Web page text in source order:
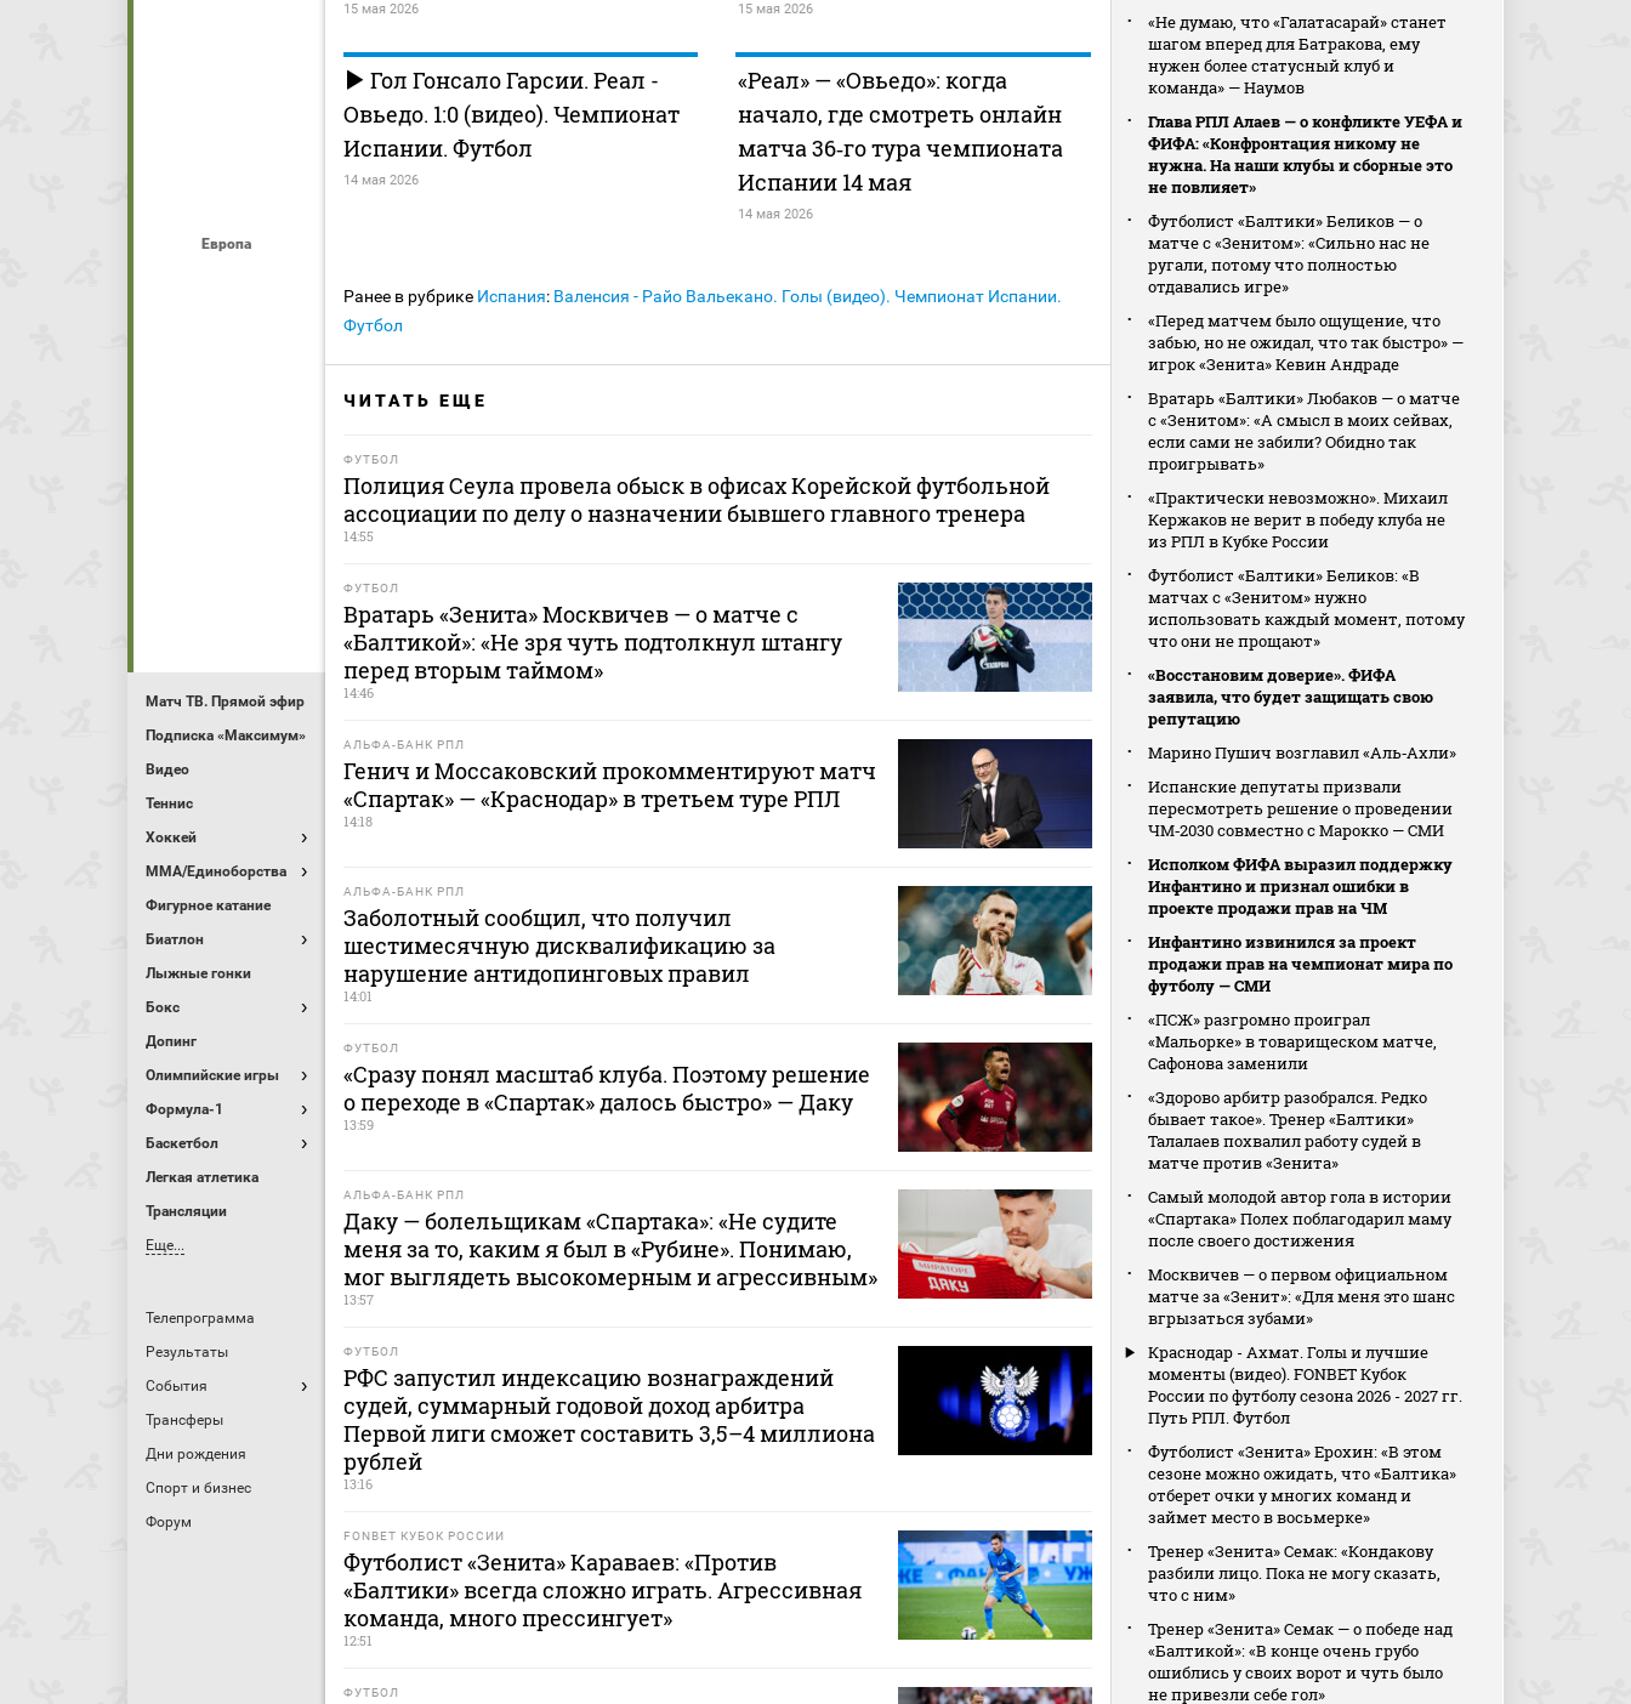
Европа
Матч ТВ. Прямой эфир
Подписка «Максимум»
Видео
Теннис
Хоккей
MMA/Единоборства
Фигурное катание
Биатлон
Лыжные гонки
Бокс
Допинг
Олимпийские игры
Формула-1
Баскетбол
Легкая атлетика
Трансляции
Еще...
Телепрограмма
Результаты
События
Трансферы
Дни рождения
Спорт и бизнес
Форум
15 мая 2026 15 мая 2026
Гол Гонсало Гарсии. Реал -
Овьедо. 1:0 (видео). Чемпионат
Испании. Футбол
14 мая 2026
«Реал» — «Овьедо»: когда
начало, где смотреть онлайн
матча 36‑го тура чемпионата
Испании 14 мая
14 мая 2026
Ранее в рубрике Испания: Валенсия - Райо Вальекано. Голы (видео). Чемпионат Испании.
Футбол
ЧИТАТЬ ЕЩЕ
ФУТБОЛ
Полиция Сеула провела обыск в офисах Корейской футбольной
ассоциации по делу о назначении бывшего главного тренера
14:55
ФУТБОЛ
Вратарь «Зенита» Москвичев — о матче с
«Балтикой»: «Не зря чуть подтолкнул штангу
перед вторым таймом»
14:46
АЛЬФА-БАНК РПЛ
Генич и Моссаковский прокомментируют матч
«Спартак» — «Краснодар» в третьем туре РПЛ
14:18
АЛЬФА-БАНК РПЛ
Заболотный сообщил, что получил
шестимесячную дисквалификацию за
нарушение антидопинговых правил
14:01
ФУТБОЛ
«Сразу понял масштаб клуба. Поэтому решение
о переходе в «Спартак» далось быстро» — Даку
13:59
АЛЬФА-БАНК РПЛ
Даку — болельщикам «Спартака»: «Не судите
меня за то, каким я был в «Рубине». Понимаю,
мог выглядеть высокомерным и агрессивным»
13:57
ФУТБОЛ
РФС запустил индексацию вознаграждений
судей, суммарный годовой доход арбитра
Первой лиги сможет составить 3,5–4 миллиона
рублей
13:16
FONBET КУБОК РОССИИ
Футболист «Зенита» Караваев: «Против
«Балтики» всегда сложно играть. Агрессивная
команда, много прессингует»
12:51
ФУТБОЛ
«Не думаю, что «Галатасарай» станет
шагом вперед для Батракова, ему
нужен более статусный клуб и
команда» — Наумов
Глава РПЛ Алаев — о конфликте УЕФА и
ФИФА: «Конфронтация никому не
нужна. На наши клубы и сборные это
не повлияет»
Футболист «Балтики» Беликов — о
матче с «Зенитом»: «Сильно нас не
ругали, потому что полностью
отдавались игре»
«Перед матчем было ощущение, что
забью, но не ожидал, что так быстро» —
игрок «Зенита» Кевин Андраде
Вратарь «Балтики» Любаков — о матче
с «Зенитом»: «А смысл в моих сейвах,
если сами не забили? Обидно так
проигрывать»
«Практически невозможно». Михаил
Кержаков не верит в победу клуба не
из РПЛ в Кубке России
Футболист «Балтики» Беликов: «В
матчах с «Зенитом» нужно
использовать каждый момент, потому
что они не прощают»
«Восстановим доверие». ФИФА
заявила, что будет защищать свою
репутацию
Марино Пушич возглавил «Аль‑Ахли»
Испанские депутаты призвали
пересмотреть решение о проведении
ЧМ‑2030 совместно с Марокко — СМИ
Исполком ФИФА выразил поддержку
Инфантино и признал ошибки в
проекте продажи прав на ЧМ
Инфантино извинился за проект
продажи прав на чемпионат мира по
футболу — СМИ
«ПСЖ» разгромно проиграл
«Мальорке» в товарищеском матче,
Сафонова заменили
«Здорово арбитр разобрался. Редко
бывает такое». Тренер «Балтики»
Талалаев похвалил работу судей в
матче против «Зенита»
Самый молодой автор гола в истории
«Спартака» Полех поблагодарил маму
после своего достижения
Москвичев — о первом официальном
матче за «Зенит»: «Для меня это шанс
вгрызаться зубами»
Краснодар - Ахмат. Голы и лучшие
моменты (видео). FONBET Кубок
России по футболу сезона 2026 - 2027 гг.
Путь РПЛ. Футбол
Футболист «Зенита» Ерохин: «В этом
сезоне можно ожидать, что «Балтика»
отберет очки у многих команд и
займет место в восьмерке»
Тренер «Зенита» Семак: «Кондакову
разбили лицо. Пока не могу сказать,
что с ним»
Тренер «Зенита» Семак — о победе над
«Балтикой»: «В конце очень грубо
ошиблись у своих ворот и чуть было
не привезли себе гол»